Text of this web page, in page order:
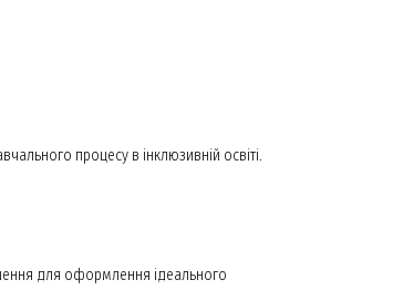
процесу в інклюзивній освіті.
для оформлення ідеального